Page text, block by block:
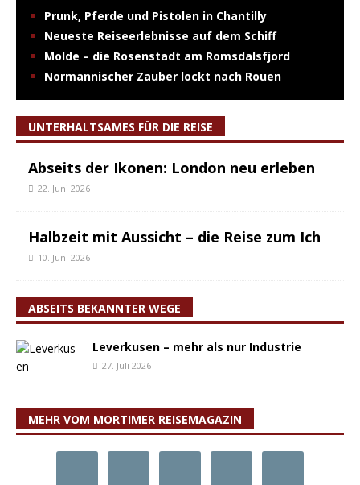
Prunk, Pferde und Pistolen in Chantilly
Neueste Reiseerlebnisse auf dem Schiff
Molde – die Rosenstadt am Romsdalsfjord
Normannischer Zauber lockt nach Rouen
UNTERHALTSAMES FÜR DIE REISE
Abseits der Ikonen: London neu erleben
22. Juni 2026
Halbzeit mit Aussicht – die Reise zum Ich
10. Juni 2026
ABSEITS BEKANNTER WEGE
Leverkusen – mehr als nur Industrie
27. Juli 2026
MEHR VOM MORTIMER REISEMAGAZIN